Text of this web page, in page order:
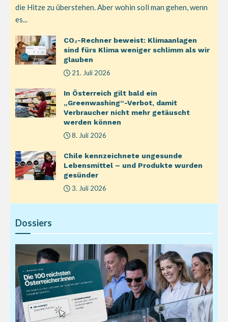
die Hitze zu überstehen. Aber wohin soll man gehen, wenn
es...
CO₂-Rechner beweist: Klimaanlagen
sind fürs Klima weniger schlimm als wir
glauben
21. Juli 2026
In Österreich gilt bald ein
„Greenwashing“-Verbot, damit
Verbraucher nicht mehr getäuscht
werden können
8. Juli 2026
Chile kennzeichnete ungesunde
Lebensmittel – und Produkte wurden
gesünder
3. Juli 2026
Dossiers